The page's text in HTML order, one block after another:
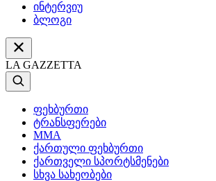
ინტერვიუ
ბლოგი
LA GAZZETTA
ფეხბურთი
ტრანსფერები
MMA
ქართული ფეხბურთი
ქართველი სპორტსმენები
სხვა სახეობები